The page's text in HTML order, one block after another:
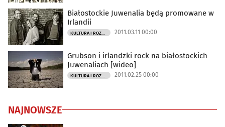
Białostockie Juwenalia będą promowane w
Irlandii
2011.03.11 00:00
Grubson i irlandzki rock na białostockich
Juwenaliach [wideo]
2011.02.25 00:00
NAJNOWSZE